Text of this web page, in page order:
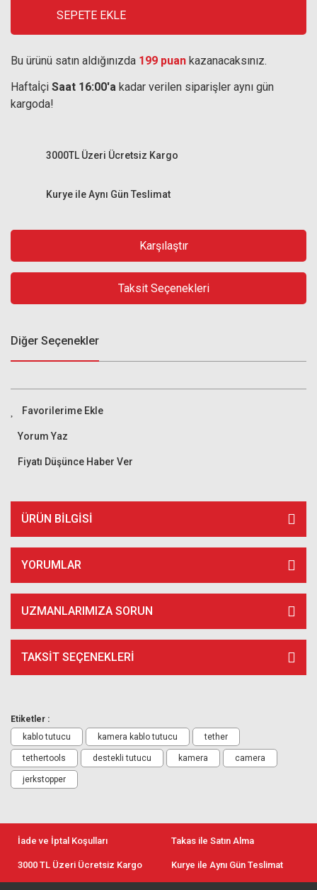
SEPETE EKLE
Bu ürünü satın aldığınızda 199 puan kazanacaksınız.
Haftaİçi Saat 16:00'a kadar verilen siparişler aynı gün
kargoda!
Kurye ile Aynı Gün Teslimat
3000TL Üzeri Ücretsiz Kargo
Karşılaştır
Taksit Seçenekleri
Diğer Seçenekler
Yorum Yaz
Fiyatı Düşünce Haber Ver
ÜRÜN BILGISI
YORUMLAR
UZMANLARIMIZA SORUN
TAKSIT SEÇENEKLERI
Etiketler :
kablo tutucu
kamera kablo tutucu tether
tethertools destekli tutucu kamera camera
jerkstopper
İade ve İptal Koşulları Takas ile Satın Alma
3000 TL Üzeri Ücretsiz Kargo Kurye ile Aynı Gün Teslimat